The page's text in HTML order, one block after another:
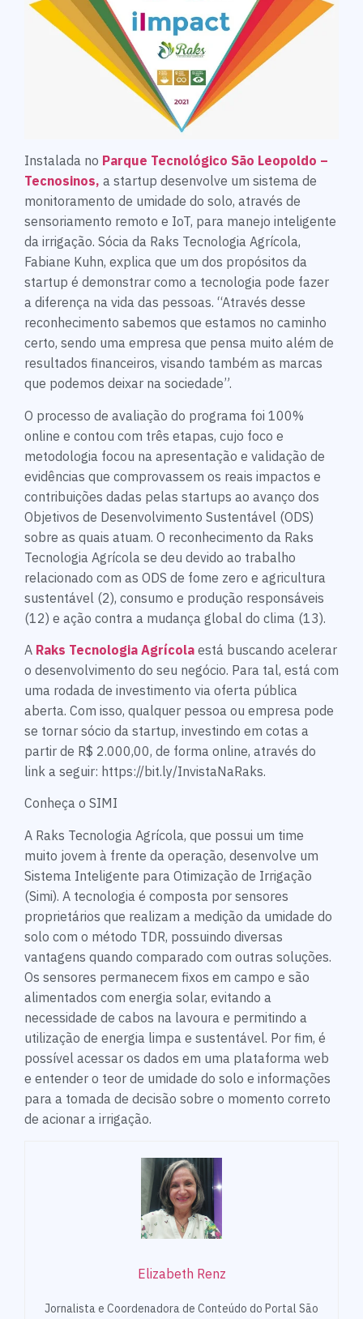
Instalada no Parque Tecnológico São Leopoldo –
Tecnosinos, a startup desenvolve um sistema de
monitoramento de umidade do solo, através de
sensoriamento remoto e IoT, para manejo inteligente
da irrigação. Sócia da Raks Tecnologia Agrícola,
Fabiane Kuhn, explica que um dos propósitos da
startup é demonstrar como a tecnologia pode fazer
a diferença na vida das pessoas. “Através desse
reconhecimento sabemos que estamos no caminho
certo, sendo uma empresa que pensa muito além de
resultados financeiros, visando também as marcas
que podemos deixar na sociedade”.
O processo de avaliação do programa foi 100%
online e contou com três etapas, cujo foco e
metodologia focou na apresentação e validação de
evidências que comprovassem os reais impactos e
contribuições dadas pelas startups ao avanço dos
Objetivos de Desenvolvimento Sustentável (ODS)
sobre as quais atuam. O reconhecimento da Raks
Tecnologia Agrícola se deu devido ao trabalho
relacionado com as ODS de fome zero e agricultura
sustentável (2), consumo e produção responsáveis
(12) e ação contra a mudança global do clima (13).
A Raks Tecnologia Agrícola está buscando acelerar
o desenvolvimento do seu negócio. Para tal, está com
uma rodada de investimento via oferta pública
aberta. Com isso, qualquer pessoa ou empresa pode
se tornar sócio da startup, investindo em cotas a
partir de R$ 2.000,00, de forma online, através do
link a seguir: https://bit.ly/InvistaNaRaks.
Conheça o SIMI
A Raks Tecnologia Agrícola, que possui um time
muito jovem à frente da operação, desenvolve um
Sistema Inteligente para Otimização de Irrigação
(Simi). A tecnologia é composta por sensores
proprietários que realizam a medição da umidade do
solo com ​o método TDR​, possuindo diversas
vantagens quando comparado com outras soluções.
Os sensores permanecem fixos em campo e são
alimentados com energia solar, evitando a
necessidade de cabos na lavoura e permitindo a
utilização de energia limpa e sustentável. Por fim, é
possível acessar os dados em uma plataforma web
e entender o teor de umidade do solo e informações
para a tomada de decisão sobre o momento correto
de acionar a irrigação.
Elizabeth Renz
Jornalista e Coordenadora de Conteúdo do Portal São